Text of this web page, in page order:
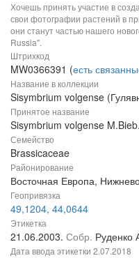
Хочешь принять участие в
свои фотографии растений в
они станут частью нашего
Russia".
Штрихкод
MW0366391 (есть
Название в коллекции
Sisymbrium volgense
Принятое название
Sisymbrium volgense
Семейство
Brassicaceae
Районирование
Восточная Европа,
Геопривязка
49,1204, 44,0644
Этикетка
21.06.2003. Собр. Руденко
Дата ввода этикетки 2.07.2018